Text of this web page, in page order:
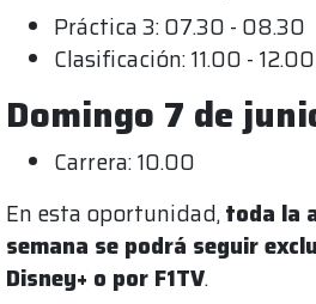
Práctica 3: 07.30 - 08.30
Clasificación: 11.00 - 12.00
Domingo 7 de
Carrera: 10.00
En esta oportunidad,toda la
semana se podrá seguir
Disney+ o por F1TV.